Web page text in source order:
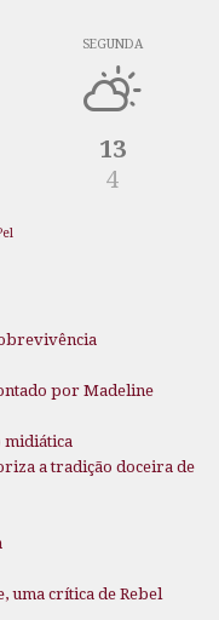
SEGUNDA
13
4
por Madeline
midiática
a tradição doceira de
uma crítica de Rebel